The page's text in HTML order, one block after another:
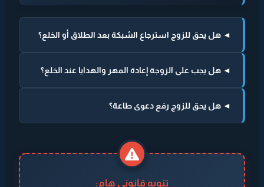
◄ هل يحق للزوج استرجاع الشبكة بعد الطلاق أو الخلع؟
◄ هل يجب على الزوجة إعادة المهر والهدايا عند الخلع؟
◄ هل يحق للزوج رفع دعوى طاعة؟
تنويه قانوني هام: